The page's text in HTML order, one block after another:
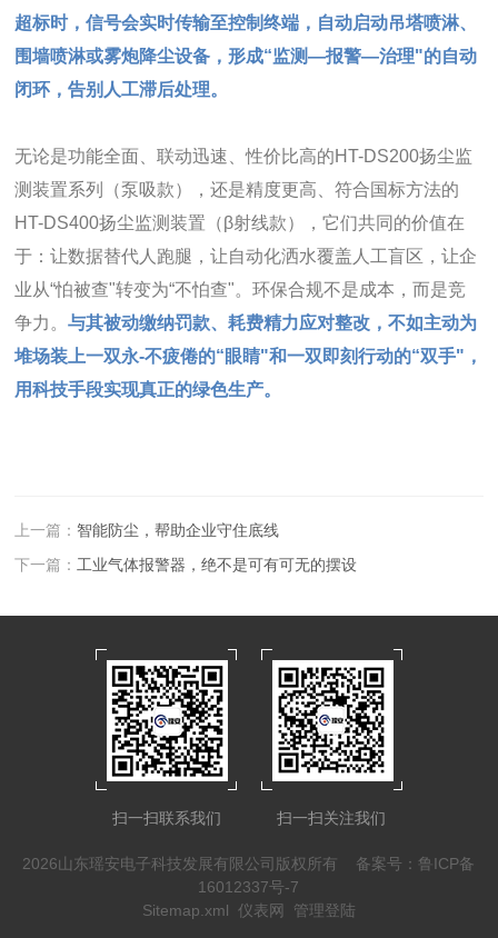
超标时，信号会实时传输至控制终端，自动启动吊塔喷淋、
围墙喷淋或雾炮降尘设备，形成“监测—报警—治理"的自动
闭环，告别人工滞后处理。
无论是功能全面、联动迅速、性价比高的HT-DS200扬尘监
测装置系列（泵吸款），还是精度更高、符合国标方法的
HT-DS400扬尘监测装置（β射线款），它们共同的价值在
于：让数据替代人跑腿，让自动化洒水覆盖人工盲区，让企
业从“怕被查"转变为“不怕查"。环保合规不是成本，而是竞
争力。与其被动缴纳罚款、耗费精力应对整改，不如主动为
堆场装上一双永-不疲倦的“眼睛"和一双即刻行动的“双手"，
用科技手段实现真正的绿色生产。
上一篇： 智能防尘，帮助企业守住底线
下一篇： 工业气体报警器，绝不是可有可无的摆设
扫一扫联系我们 扫一扫关注我们
2026山东瑶安电子科技发展有限公司版权所有 备案号：鲁ICP备
16012337号-7
Sitemap.xml
仪表网 管理登陆